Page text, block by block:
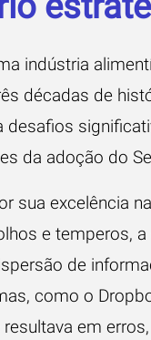
indústria
décadas de
desafios
da adoção do
sua excelência
e temperos,
de
como o
resultava em